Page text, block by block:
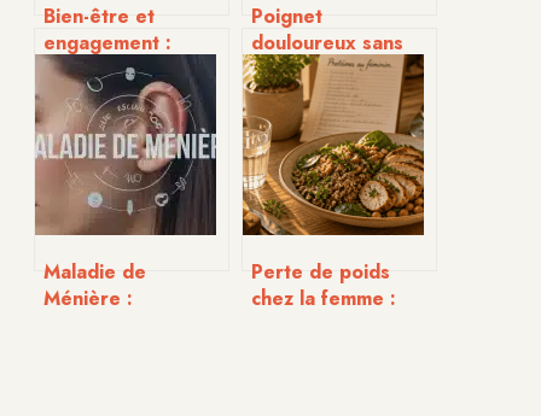
Bien-être et
engagement :
optimisez votre
routine avec les
solutions doTERRA
et l’écosystème
Terra
Poignet
douloureux sans
gonflement : 5
causes fréquentes
et signaux d’alerte
à ne pas ignorer
Maladie de
Ménière :
Perte de poids
chez la femme :